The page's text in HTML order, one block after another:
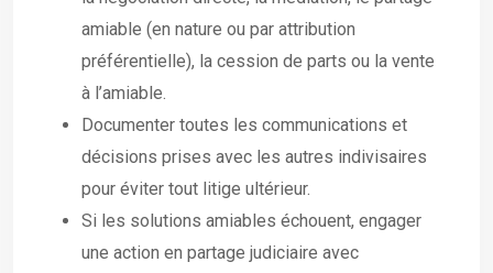
amiable (en nature ou par attribution
préférentielle), la cession de parts ou la vente
à l’amiable.
Documenter toutes les communications et
décisions prises avec les autres indivisaires
pour éviter tout litige ultérieur.
Si les solutions amiables échouent, engager
une action en partage judiciaire avec